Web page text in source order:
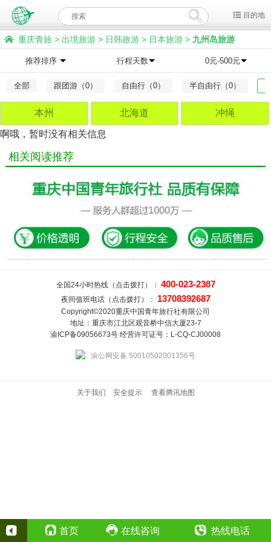
目的地
重庆青旅 > 出境旅游 > 日韩旅游 > 日本旅游 > 九州岛旅游
推荐排序 行程天数 0元-500元
全部 跟团游（0） 自由行（0） 半自由行（0）
本州 北海道 冲绳
啊哦，暂时没有相关信息
相关阅读推荐
全国24小时热线（点击拨打）： 400-023-2387
夜间值班电话（点击拨打）： 13708392687
Copyright©2020重庆中国青年旅行社有限公司
地址：重庆市江北区观音桥中信大厦23-7
渝ICP备09056673号 经营许可证号：L-CQ-CJ00008
渝公网安备 50010502001356号
关于我们 安全提示 查看腾讯地图
首页 在线咨询 热线电话